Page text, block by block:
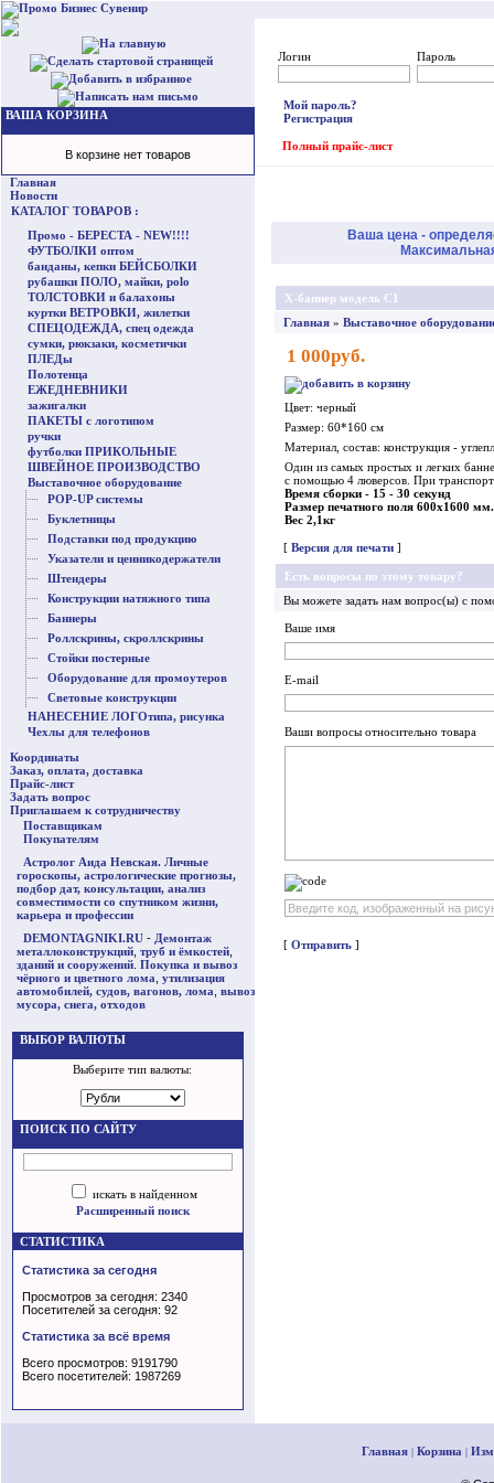
ВАША КОРЗИНА
В корзине нет товаров
Главная
Новости
КАТАЛОГ ТОВАРОВ :
Промо - БЕРЕСТА - NEW!!!!
ФУТБОЛКИ оптом
банданы, кепки БЕЙСБОЛКИ
рубашки ПОЛО, майки, polo
ТОЛСТОВКИ и балахоны
куртки ВЕТРОВКИ, жилетки
СПЕЦОДЕЖДА, спец одежда
сумки, рюкзаки, косметички
ПЛЕДы
Полотенца
ЕЖЕДНЕВНИКИ
зажигалки
ПАКЕТЫ с логотипом
ручки
футболки ПРИКОЛЬНЫЕ
ШВЕЙНОЕ ПРОИЗВОДСТВО
Выставочное оборудование
POP-UP системы
Буклетницы
Подставки под продукцию
Указатели и ценникодержатели
Штендеры
Конструкции натяжного типа
Баннеры
Роллскрины, скроллскрины
Стойки постерные
Оборудование для промоутеров
Световые конструкции
НАНЕСЕНИЕ ЛОГОтипа, рисунка
Чехлы для телефонов
Координаты
Заказ, оплата, доставка
Прайс-лист
Задать вопрос
Приглашаем к сотрудничеству
Поставщикам
Покупателям
Астролог Аида Невская. Личные
гороскопы, астрологические прогнозы,
подбор дат, консультации, анализ
совместимости со спутником жизни,
карьера и профессии
DEMONTAGNIKI.RU - Демонтаж
металлоконструкций труб и ёмкостей
зданий и сооружений Покупка и вывоз
чёрного и цветного лома утилизация
автомобилей, судов, вагонов, лома вывоз
мусора, снега, отходов
ВЫБОР ВАЛЮТЫ
Выберите тип валюты:
ПОИСК ПО САЙТУ
искать в найденном
Расширенный поиск
СТАТИСТИКА
Статистика за сегодня
Просмотров за сегодня: 2340
Посетителей за сегодня: 92
Статистика за всё время
Всего просмотров: 9191790
Всего посетителей: 1987269
Логин Пароль
Мой пароль?
Регистрация
Полный прайс-лист
Ваша цена -
X-баннер модель C1
Главная » Выставочное
1 000руб.
Цвет: черный
Размер: 60*160 см
Материал, состав: конструкция -
Один из самых простых и легких
с помощью 4 люверсов. При
Время сборки - 15 - 30 секунд
Размер печатного поля 600x1600 мм.
Вес 2,1кг
[ Версия для печати ]
Есть вопросы по этому товару?
Вы можете задать нам вопрос(ы) с
Ваше имя
E-mail
Ваши вопросы относительно товара
[ Отправить ]
Главная | Корзина |